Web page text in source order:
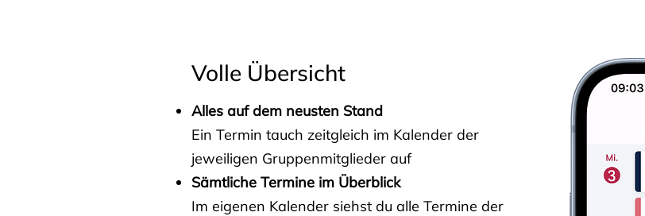
Volle Übersicht
Alles auf dem neusten Stand
Ein Termin tauch zeitgleich im Kalender der
jeweiligen Gruppenmitglieder auf
Sämtliche Termine im Überblick
Im eigenen Kalender siehst du alle Termine der